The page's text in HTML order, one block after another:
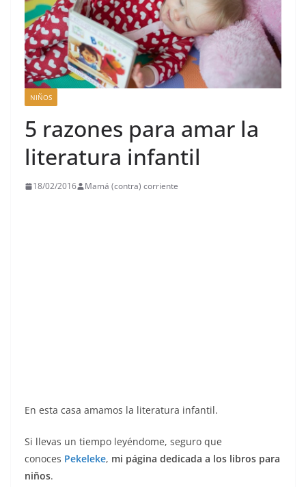
NIÑOS
5 razones para amar la
literatura infantil
18/02/2016 Mamá (contra) corriente
En esta casa amamos la literatura infantil.
Si llevas un tiempo leyéndome, seguro que
conoces Pekeleke, mi página dedicada a los libros para
niños.